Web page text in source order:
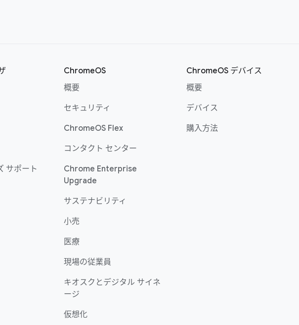
サポート
ChromeOS
概要
セキュリティ
ChromeOS Flex
コンタクト センター
Chrome Enterprise
Upgrade
サステナビリティ
小売
医療
現場の従業員
キオスクとデジタル サイネ
ージ
仮想化
ChromeOS デバイス
概要
デバイス
購入方法